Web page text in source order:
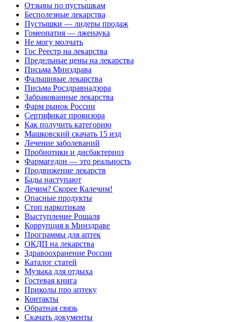
Отзывы по пустышкам
Бесполезные лекарства
Пустышки — лидеры продаж
Гомеопатия — лженаука
Не могу молчать
Гос Реестр на лекарства
Предельные цены на лекарства
Письма Минздрава
Фальшивые лекарства
Письма Росздравнадзора
Забракованные лекарства
Фарм рынок России
Сертификат провизора
Как получить категорию
Машковский скачать 15 изд
Лечение заболеваний
Пробиотики и дисбактериоз
Фармагедон — это реальность
Продвижение лекарств
Бады наступают
Лечим? Скорее Калечим!
Опасные продукты
Стоп наркотикам
Выступление Рошаля
Коррупция в Минздраве
Программы для аптек
ОКДП на лекарства
Здравоохранение России
Каталог статей
Музыка для отдыха
Гостевая книга
Приколы про аптеку
Контакты
Обратная связь
Скачать документы